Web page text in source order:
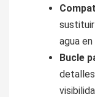
agua
Bucle